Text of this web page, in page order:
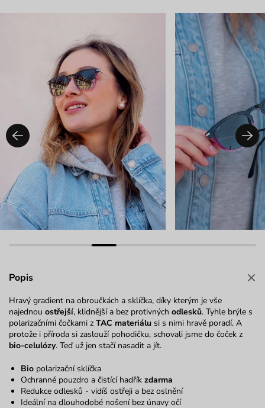
Popis
Hravý gradient na obroučkách a sklíčka, díky kterým je vše
najednou ostřejší, klidnější a bez protivných odlesků. Tyhle brýle s
polarizačními čočkami z TAC materiálu si s nimi hravě poradí. A
protože i příroda si zaslouží pohodičku, schovali jsme do čoček z
bio-celulózy. Teď už jen stačí nasadit a jít.
Bio polarizační sklíčka
Ochranné pouzdro a čistící hadřík zdarma
Redukce odlesků - vidíš ostřeji a bez oslnění
Ideální na dlouhodobé nošení bez únavy očí